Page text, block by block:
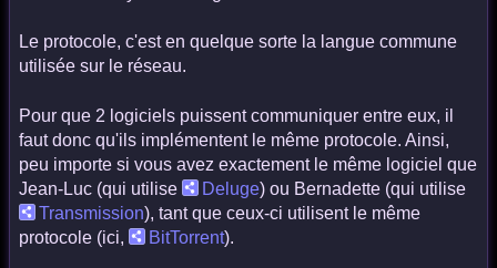
Le protocole, c'est en quelque sorte la langue commune
utilisée sur le réseau.
Pour que 2 logiciels puissent communiquer entre eux, il
faut donc qu'ils implémentent le même protocole. Ainsi,
peu importe si vous avez exactement le même logiciel que
Jean-Luc (qui utilise
Deluge) ou Bernadette (qui utilise
Transmission), tant que ceux-ci utilisent le même
protocole (ici,
BitTorrent).